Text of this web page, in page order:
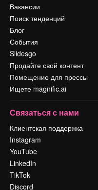
Вакансии
Поиск тенденций
Блог
События
Slidesgo
Продайте свой контент
Помещение для прессы
Ищете magnific.ai
Связаться с нами
Клиентская поддержка
Instagram
YouTube
LinkedIn
TikTok
Discord